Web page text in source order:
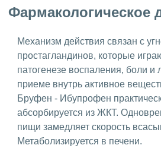
Фармакологическое
Механизм действия связан с
простагландинов, которые
патогенезе воспаления, боли и
приеме внутрь активное
Бруфен - Ибупрофен
абсорбируется из ЖКТ.
пищи замедляет скорость
Метаболизируется в печени.